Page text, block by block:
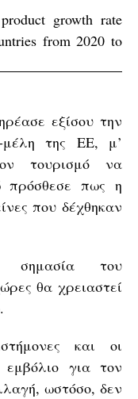
εξίσου την
μέλη της ΕΕ, μ’
τουρισμό να
πρόσθεσε πως η
που δέχθηκαν
σημασία του
θα χρειαστεί
και οι
για τον
ωστόσο, δεν